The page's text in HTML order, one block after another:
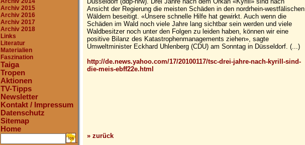
Archiv 2015
Archiv 2016
Archiv 2017
Archiv 2018
Links
Literatur
Materialien
Faszination
Taiga
Tropen
Aktionen
TV-Tipps
Newsletter
Kontakt / Impressum
Datenschutz
Sitemap
Home
.
Ansicht der Regierung die meisten Schäden in den nordrhein-westfälischen
Wäldern beseitigt. «Unsere schnelle Hilfe hat gewirkt. Auch wenn die
Schäden im Wald noch viele Jahre lang sichtbar sein werden und viele
Waldbesitzer noch unter den Folgen zu leiden haben, können wir eine
positive Bilanz des Katastrophenmanagements ziehen», sagte
Umweltminister Eckhard Uhlenberg (CDU) am Sonntag in Düsseldorf. (...)
http://de.news.yahoo.com/17/20100117/tsc-drei-jahre-nach-kyrill-sind-
die-meis-ebff22e.html
» zurück